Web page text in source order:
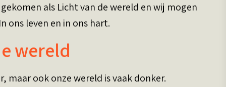
als Licht van de wereld en wij mogen
ons leven en in ons hart.
wereld
maar ook onze wereld is vaak donker.